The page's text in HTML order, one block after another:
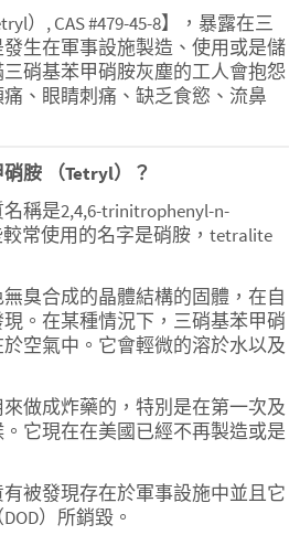
）, CAS #479-45-8】，暴露在三
生在軍事設施製造、使用或是儲
硝基苯甲硝胺灰塵的工人會抱怨
、眼睛刺痛、缺乏食慾、流鼻
胺 （Tetryl）？
稱是2,4,6-trinitrophenyl-n-
常使用的名字是硝胺，tetralite
臭合成的晶體結構的固體，在自
。在某種情況下，三硝基苯甲硝
空氣中。它會輕微的溶於水以及
做成炸藥的，特別是在第一次及
它現在在美國已經不再製造或是
被發現存在於軍事設施中並且它
）所銷毀。